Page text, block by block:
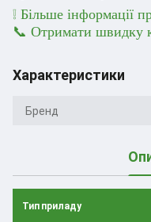
❕ Більше інформації
📞 Отримати швидку
Характеристики
Бренд
Тип приладу